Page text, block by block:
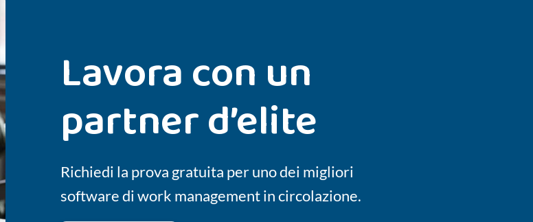
Lavora con un
partner d’elite
Richiedi la prova gratuita per uno dei migliori
software di work management in circolazione.